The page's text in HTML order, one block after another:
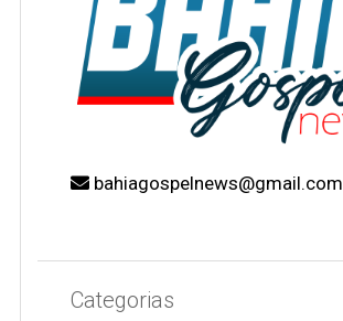
bahiagospelnews@gmail.com
Categorias